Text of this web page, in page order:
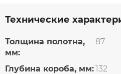
Технические
Толщина полотна,
мм:
87
Глубина короба, мм:132